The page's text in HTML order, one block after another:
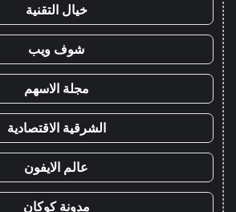
خيال التقنية
شوف ويب
مجلة الاسهم
الشرقية الاقتصادية
عالم الايفون
مدونة كوكان